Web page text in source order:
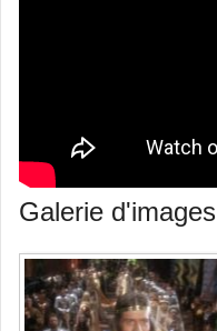
Galerie d'images